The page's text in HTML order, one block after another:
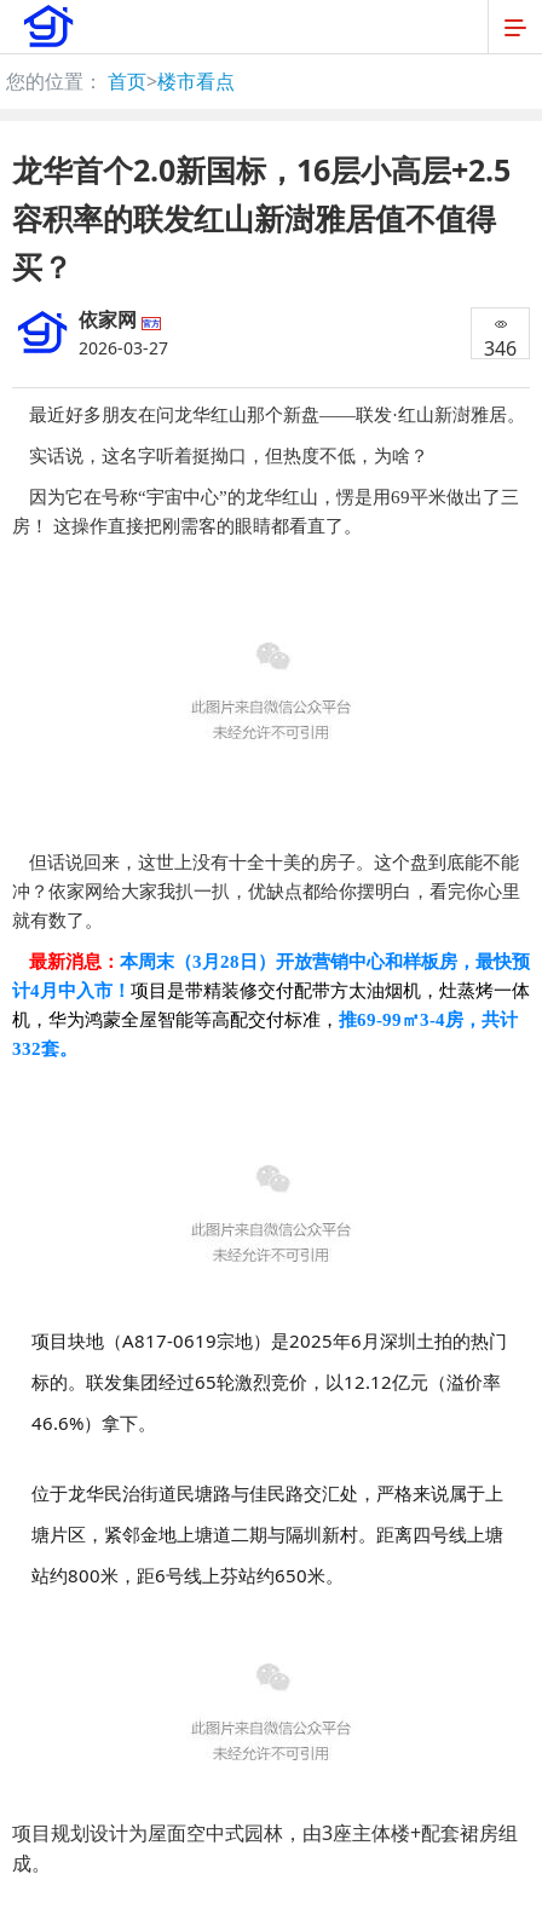
您的位置： 首页>楼市看点
龙华首个2.0新国标，16层小高层+2.5
容积率的联发红山新澍雅居值不值得
买？
依家网 官方
2026-03-27 346
最近好多朋友在问龙华红山那个新盘——联发·红山新澍雅居。
实话说，这名字听着挺拗口，但热度不低，为啥？
因为它在号称“宇宙中心”的龙华红山，愣是用69平米做出了三
房！ 这操作直接把刚需客的眼睛都看直了。
但话说回来，这世上没有十全十美的房子。这个盘到底能不能
冲？ 依家网给大家我扒一扒，优缺点都给你摆明白，看完你心里
就有数了。
最新消息： 本周末（3月28日）开放营销中心和样板房，最快预
计4月中 入市！ 项目是带精装修交付配带方太油烟机，灶蒸烤一体
机，华为鸿蒙全屋智能等高配交付标准， 推69-99㎡3-4房，共计
332套。
项目块地（A817-0619宗地）是2025年6月深圳土拍的热门
标的。联发集团经过65轮激烈竞价，以12.12亿元（溢价率
46.6%）拿下。
位于龙华民治街道民塘路与佳民路交汇处，严格来说属于上
塘片区，紧邻金地上塘道二期与隔圳新村。距离四号线上塘
站约800米，距6号线上芬站约650米。
项目规划设计为屋面空中式园林，由3座主体楼+配套裙房组
成。